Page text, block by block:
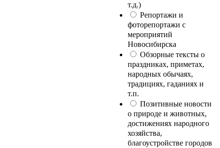
т.д.)
Репортажи и
фоторепортажи с
мероприятий
Новосибирска
Обзорные тексты о
праздниках, приметах,
народных обычаях,
традициях, гаданиях и
т.п.
Позитивные новости
о природе и животных,
достижениях народного
хозяйства,
благоустройстве городов